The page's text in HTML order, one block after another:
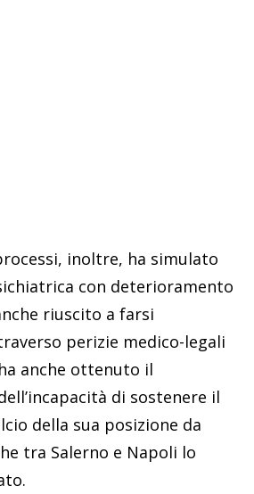
inoltre, ha simulato
con deterioramento
riuscito a farsi
perizie medico-legali
anche ottenuto il
di sostenere il
della sua posizione da
tra Salerno e Napoli lo